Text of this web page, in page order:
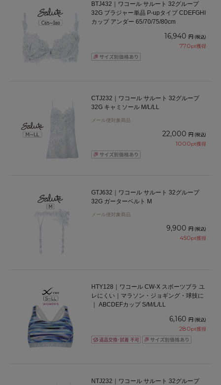
BTJ432｜ワコール サルート 32グループ
32G ブラジャー単品 P-upタイプ CDEFGHI
カップ アンダー 65/70/75/80cm
16,940 円 (税込)
770pt獲得
CTJ232｜ワコール サルート 32グループ
32G キャミソール M/L/LL
メール便対象商品
22,000 円 (税込)
1000pt獲得
GTJ632｜ワコール サルート 32グループ
32G ガーターベルト M
メール便対象商品
9,900 円 (税込)
450pt獲得
HTY128｜ワコール CW-X スポーツブラ ユ
レにくい｜マラソン・ジョギング・球技に
｜ ABCDEFカップ S/M/L/LL
6,160 円 (税込)
280pt獲得
NTJ232｜ワコール サルート 32グループ